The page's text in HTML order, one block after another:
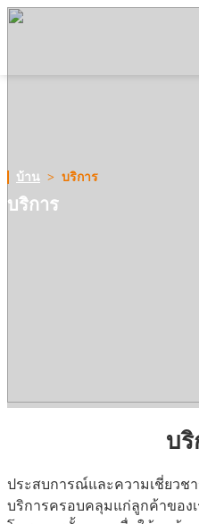
บ้าน > บริการ
บริการ
บริ
ประสบการณ์และความเชี่ยวช
บริการครอบคลุมแก่ลูกค้าของ